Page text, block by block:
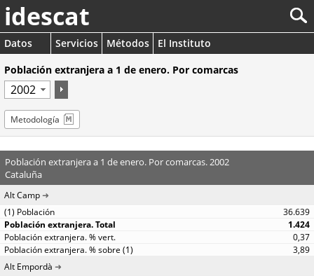
idescat
Datos Servicios Métodos
El Instituto
Población extranjera a 1 de enero. Por comarcas
Metodología
Población extranjera a 1 de enero. Por comarcas. 2002
Cataluña
Alt Camp
36.639
1.424
0,37
3,89
Alt Empordà